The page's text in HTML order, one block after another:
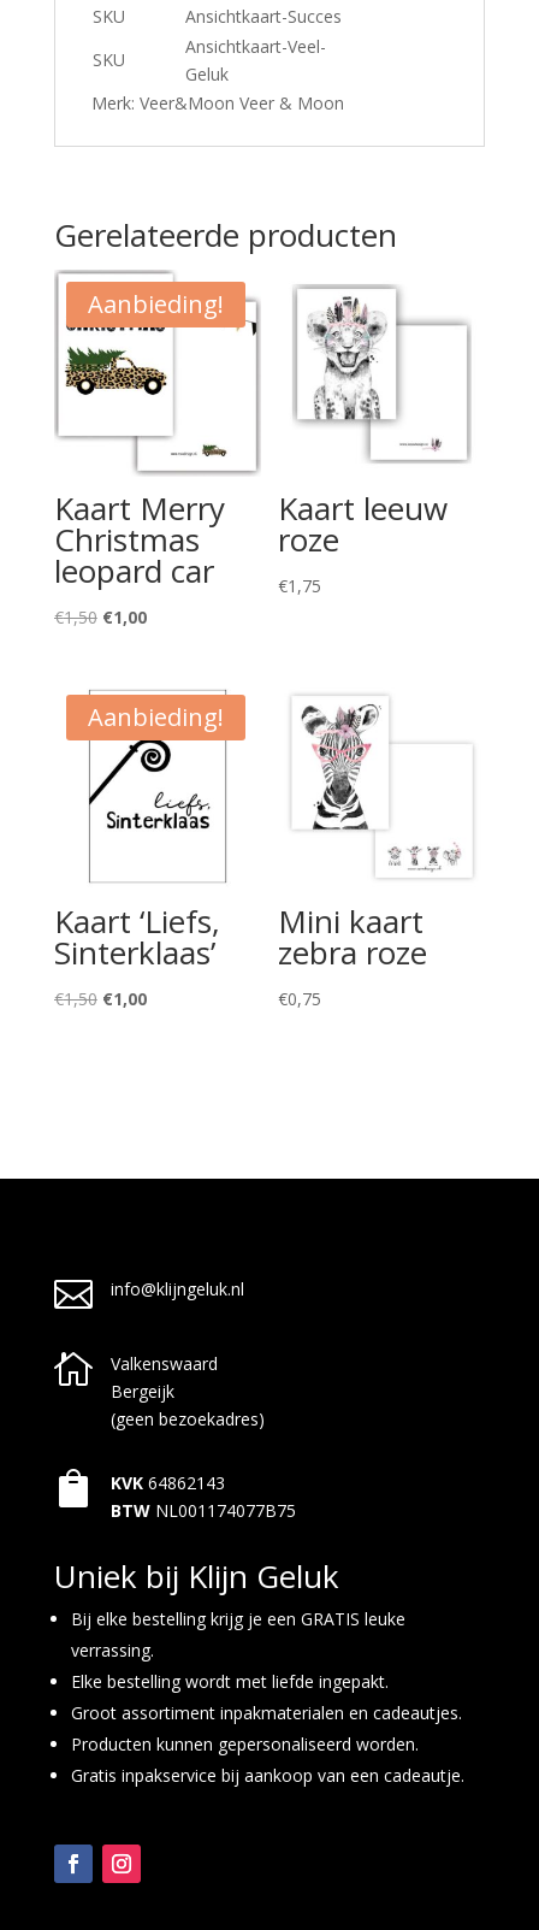
SKU
Ansichtkaart-Succes
SKU
Ansichtkaart-Veel-
Geluk
Merk: Veer&Moon Veer & Moon
Gerelateerde producten
Aanbieding!
Kaart Merry
Christmas
leopard car
€1,50 Oorspronkelijke
€1,50.
€1,00Huidige
€1,00.
Kaart leeuw
roze
€1,75
Aanbieding!
Kaart ‘Liefs,
Sinterklaas’
€1,50 Oorspronkelijke
€1,00Huidige
Mini kaart
zebra roze
€0,75
 info@klijngeluk.nl

Valkenswaard
Bergeijk
(geen bezoekadres)
 KVK 64862143
BTW NL001174077B75
Uniek bij Klijn Geluk
Bij elke bestelling krijg je een GRATIS leuke
verrassing.
Elke bestelling wordt met liefde ingepakt.
Groot assortiment inpakmaterialen en cadeautjes.
Producten kunnen gepersonaliseerd worden.
Gratis inpakservice bij aankoop van een cadeautje.